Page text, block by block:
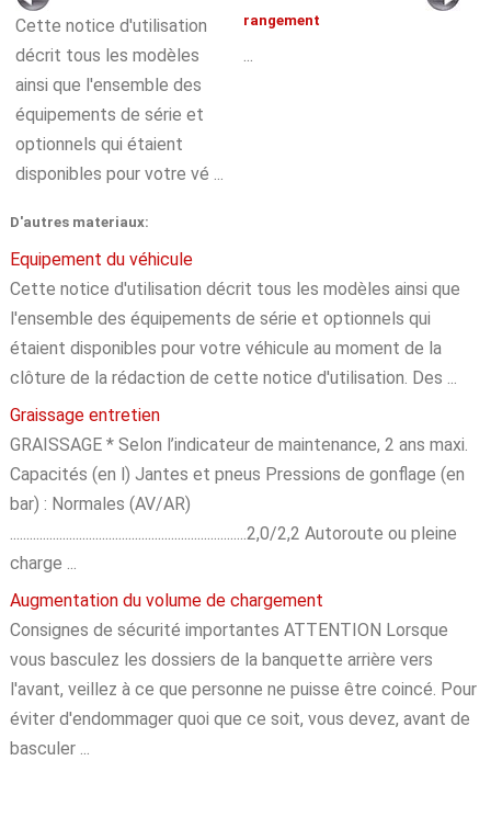
Cette notice d'utilisation
décrit tous les modèles
ainsi que l'ensemble des
équipements de série et
optionnels qui étaient
disponibles pour votre vé ...
rangement
D'autres materiaux:
Equipement du véhicule
Cette notice d'utilisation décrit tous les modèles ainsi que
l'ensemble des équipements de série et optionnels qui
étaient disponibles pour votre véhicule au moment de la
clôture de la rédaction de cette notice d'utilisation. Des ...
Graissage entretien
GRAISSAGE * Selon l’indicateur de maintenance, 2 ans maxi.
Capacités (en l) Jantes et pneus Pressions de gonflage (en
bar) : Normales (AV/AR)
........................................................................2,0/2,2 Autoroute ou pleine
charge ...
Augmentation du volume de chargement
Consignes de sécurité importantes ATTENTION Lorsque
vous basculez les dossiers de la banquette arrière vers
l'avant, veillez à ce que personne ne puisse être coincé. Pour
éviter d'endommager quoi que ce soit, vous devez, avant de
basculer ...